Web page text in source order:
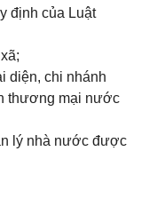
định của Luật
diện, chi nhánh
thương mại nước
lý nhà nước được